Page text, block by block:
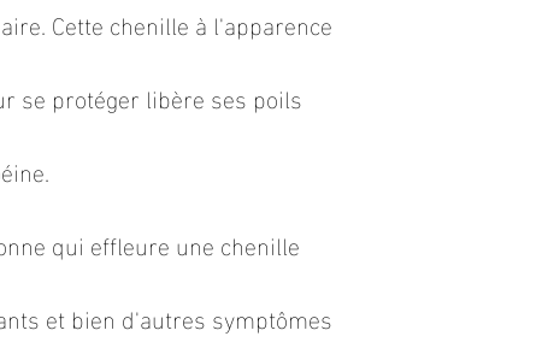
Cette chenille à l'apparence
se protéger libère ses poils
qui effleure une chenille
et bien d'autres symptômes